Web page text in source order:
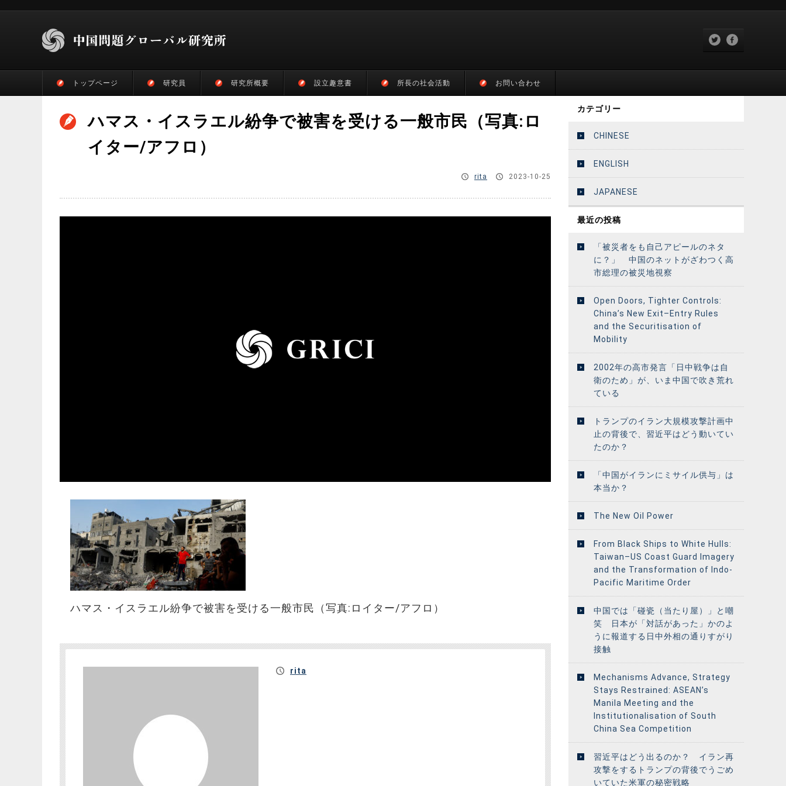
トップページ 研究員 研究所概要 設立趣意書 所長の社会活動 お問い合わせ
ハマス・イスラエル紛争で被害を受ける一般市民（写真:ロ
イター/アフロ）
rita 2023-10-25
ハマス・イスラエル紛争で被害を受ける一般市民（写真:ロイター/アフロ）
rita
カテゴリー
CHINESE
ENGLISH
JAPANESE
最近の投稿
「被災者をも自己アピールのネタ
に？」 中国のネットがざわつく高
市総理の被災地視察
Open Doors, Tighter Controls:
China’s New Exit–Entry Rules
and the Securitisation of
Mobility
2002年の高市発言「日中戦争は自
衛のため」が、いま中国で吹き荒れ
ている
トランプのイラン大規模攻撃計画中
止の背後で、習近平はどう動いてい
たのか？
「中国がイランにミサイル供与」は
本当か？
The New Oil Power
From Black Ships to White Hulls:
Taiwan–US Coast Guard Imagery
and the Transformation of Indo-
Pacific Maritime Order
中国では「碰瓷（当たり屋）」と嘲
笑 日本が「対話があった」かのよ
うに報道する日中外相の通りすがり
接触
Mechanisms Advance, Strategy
Stays Restrained: ASEAN’s
Manila Meeting and the
Institutionalisation of South
China Sea Competition
習近平はどう出るのか？ イラン再
攻撃をするトランプの背後でうごめ
いていた米軍の秘密戦略